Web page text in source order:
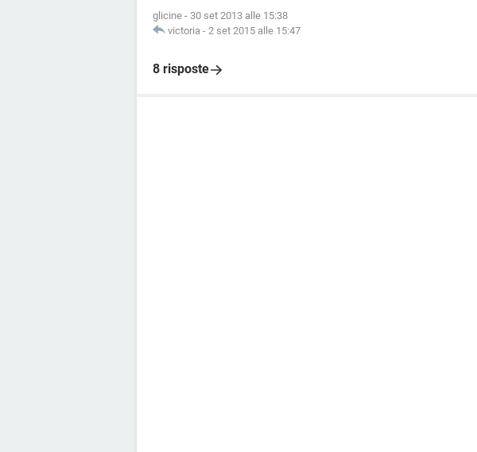
glicine - 30 set 2013 alle 15:38
victoria - 2 set 2015 alle 15:47
8 risposte